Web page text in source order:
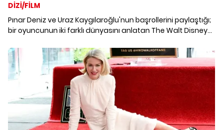
DİZİ/FİLM
Pınar Deniz ve Uraz Kaygılaroğlu'nun başrollerini paylaştığı;
bir oyuncunun iki farklı dünyasını anlatan The Walt Disney